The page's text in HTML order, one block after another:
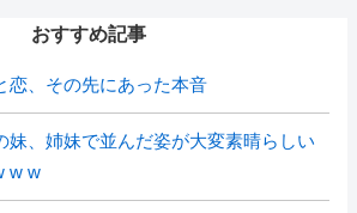
おすすめ記事
恋、その先にあった本音
妹、姉妹で並んだ姿が大変素晴らしい
w w